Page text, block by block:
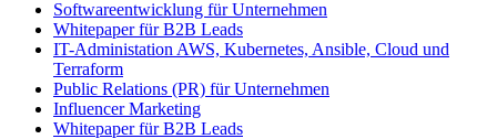
Softwareentwicklung für Unternehmen
Whitepaper für B2B Leads
IT-Administation AWS, Kubernetes, Ansible, Cloud und
Terraform
Public Relations (PR) für Unternehmen
Influencer Marketing
Whitepaper für B2B Leads